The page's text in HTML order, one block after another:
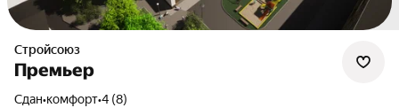
Стройсоюз
Премьер
Сдан•комфорт•4 (8)